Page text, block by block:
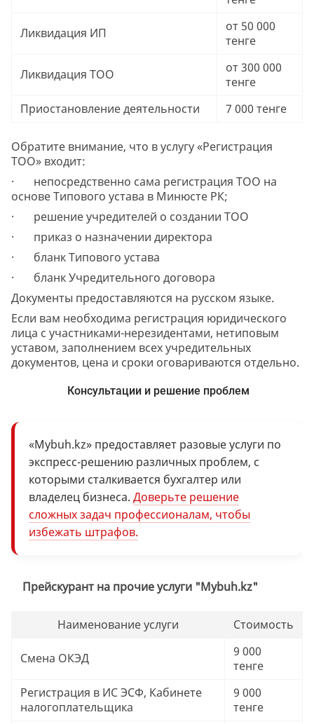
Ликвидация ИП
от 50 000
тенге
Ликвидация ТОО
от 300 000
тенге
Приостановление деятельности
7 000 тенге
Обратите внимание, что в услугу «Регистрация
ТОО» входит:
· непосредственно сама регистрация ТОО на
основе Типового устава в Минюсте РК;
· решение учредителей о создании ТОО
· приказ о назначении директора
· бланк Типового устава
· бланк Учредительного договора
Документы предоставляются на русском языке.
Если вам необходима регистрация юридического
лица с участниками-нерезидентами, нетиповым
уставом, заполнением всех учредительных
документов, цена и сроки оговариваются отдельно.
Консультации и решение проблем
«Mybuh.kz» предоставляет разовые услуги по
экспресс-решению различных проблем, с
которыми сталкивается бухгалтер или
владелец бизнеса. Доверьте решение
сложных задач профессионалам, чтобы
избежать штрафов.
Прейскурант на прочие услуги "Mybuh.kz"
Наименование услуги Стоимость
Смена ОКЭД
9 000
тенге
Регистрация в ИС ЭСФ, Кабинете
налогоплательщика
9 000
тенге